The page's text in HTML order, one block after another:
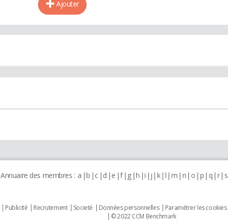
Ajouter
Annuaire des membres : a b c d e f g h i j k l m n o p q r s
Publicité Recrutement Societé Données personnelles Paramétrer les cookies
© 2022 CCM Benchmark